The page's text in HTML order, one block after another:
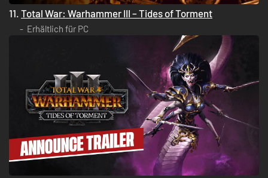
11. Total War: Warhammer III – Tides of Torment
Erhältlich für PC